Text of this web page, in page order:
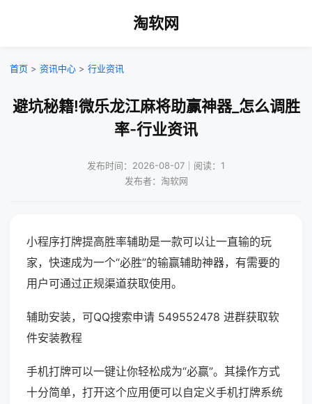
淘软网
首页 > 资讯中心 > 行业资讯
避坑秘籍!微乐龙江麻将助赢神器_怎么调胜
率-行业资讯
发布时间：2026-08-07｜阅读：1
发布者：淘软网
小程序打牌提高胜率辅助是一款可以让一直输的玩
家，快速成为一个“必胜”的输赢辅助神器，有需要的
用户可通过正规渠道获取使用。
辅助安装，可QQ搜索申请 549552478 进群获取软
件安装教程
手机打牌可以一键让你轻松成为“必赢”。其操作方式
十分简单，打开这个应用便可以自定义手机打牌系统